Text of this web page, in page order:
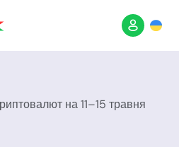
на 11–15 травня